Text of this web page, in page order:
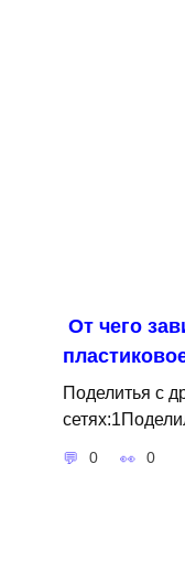
От чего
Поделитья с
0 0